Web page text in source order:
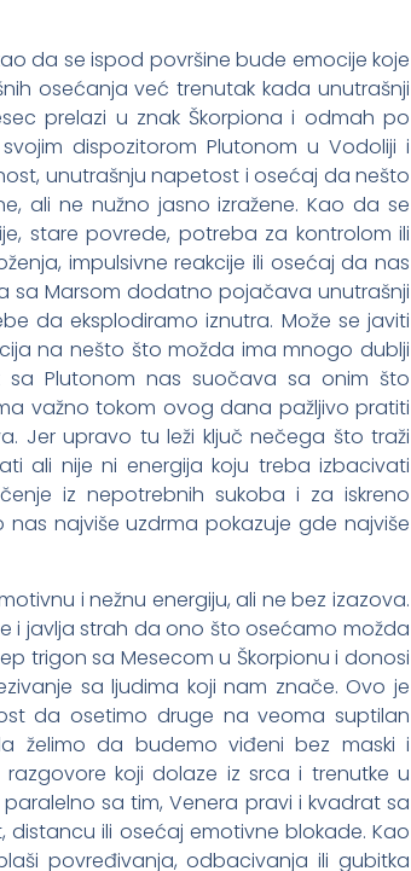
da se ispod površine bude emocije koje
osećanja već trenutak kada unutrašnji
prelazi u znak Škorpiona i odmah po
dispozitorom Plutonom u Vodoliji i
unutrašnju napetost i osećaj da nešto
ali ne nužno jasno izražene. Kao da se
stare povrede, potreba za kontrolom ili
impulsivne reakcije ili osećaj da nas
sa Marsom dodatno pojačava unutrašnji
da eksplodiramo iznutra. Može se javiti
na nešto što možda ima mnogo dublji
Plutonom nas suočava sa onim što
važno tokom ovog dana pažljivo pratiti
Jer upravo tu leži ključ nečega što traži
ali nije ni energija koju treba izbacivati
iz nepotrebnih sukoba i za iskreno
najviše uzdrma pokazuje gde najviše
i nežnu energiju, ali ne bez izazova.
i javlja strah da ono što osećamo možda
trigon sa Mesecom u Škorpionu i donosi
sa ljudima koji nam znače. Ovo je
da osetimo druge na veoma suptilan
želimo da budemo viđeni bez maski i
koji dolaze iz srca i trenutke u
sa tim, Venera pravi i kvadrat sa
ili osećaj emotivne blokade. Kao
povređivanja, odbacivanja ili gubitka